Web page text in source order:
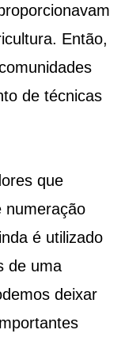
Então,
de técnicas
que
numeração
é utilizado
de uma
deixar